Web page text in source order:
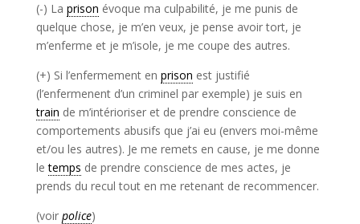
(-) La prison évoque ma culpabilité, je me punis de
quelque chose, je m’en veux, je pense avoir tort, je
m’enferme et je m’isole, je me coupe des autres.
(+) Si l’enfermement en prison est justifié
(l’enfermenent d’un criminel par exemple) je suis en
train de m’intérioriser et de prendre conscience de
comportements abusifs que j’ai eu (envers moi-même
et/ou les autres). Je me remets en cause, je me donne
letemps de prendre conscience de mes actes, je
prends du recul tout en me retenant de recommencer.
(voir police)